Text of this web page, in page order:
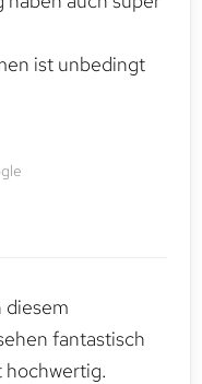
ist unbedingt
diesem
fantastisch
hochwertig.